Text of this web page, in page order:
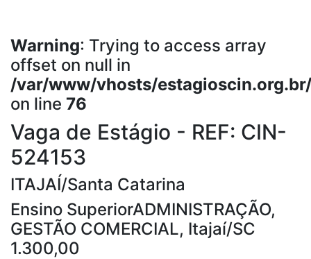
Warning: Trying to access array
offset on null in
/var/www/vhosts/
on line 76
Vaga de Estágio - REF: CIN-
524153
ITAJAÍ/Santa Catarina
Ensino SuperiorADMINISTRAÇÃO,
GESTÃO COMERCIAL, Itajaí/SC
1.300,00